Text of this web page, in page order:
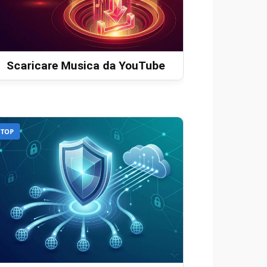
Scaricare Musica da YouTube
TOP